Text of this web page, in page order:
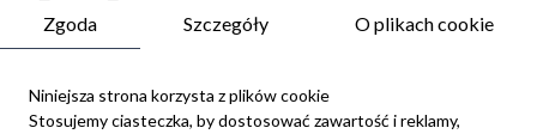
Zgoda Szczegóły O plikach cookie
Niniejsza strona korzysta z plików cookie
Stosujemy ciasteczka, by dostosować zawartość i reklamy,